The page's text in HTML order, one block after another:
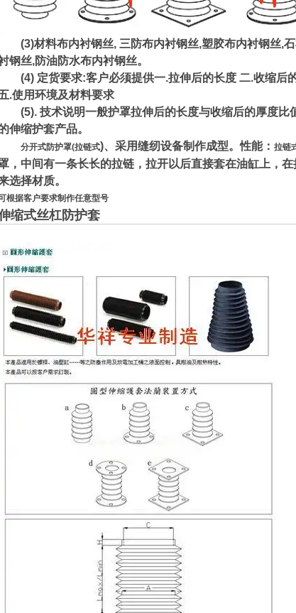
(3)材料布内衬钢丝, 三防布内衬钢丝,塑胶布内衬钢丝,石
钢丝,防油防水布内衬钢丝。
(4) 定货要求:客户必须提供一.拉伸后的长度 二.收缩后
.使用环境及材料要求
(5). 技术说明一般护罩拉伸后的长度与收缩后的厚度比
伸缩护套产品。
分开式防护罩(拉链式)、采用缝纫设备制作成型。性能： 拉链
，中间有一条长长的拉链，拉开以后直接套在油缸上，
选择材质。
根据客户要求制作任意型号
缩式丝杠防护套